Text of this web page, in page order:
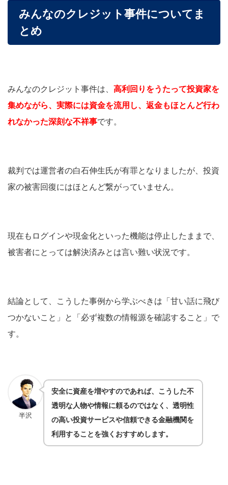
みんなのクレジット事件についてま
とめ
みんなのクレジット事件は、 高利回りをうたって投資家を
集めながら、実際には資金を流用し、返金もほとんど行わ
れなかった深刻な不祥事です。
裁判では運営者の白石伸生氏が有罪となりましたが、投資
家の被害回復にはほとんど繋がっていません。
現在もログインや現金化といった機能は停止したままで、
被害者にとっては解決済みとは言い難い状況です。
結論として、こうした事例から学ぶべきは「甘い話に飛び
つかないこと」と「必ず複数の情報源を確認すること」で
す。
半沢
安全に資産を増やすのであれば、こうした不
透明な人物や情報に頼るのではなく、透明性
の高い投資サービスや信頼できる金融機関を
利用することを強くおすすめします。